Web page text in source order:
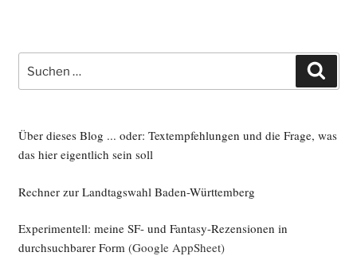
nach:
Über dieses Blog ... oder: Textempfehlungen und die Frage, was
das hier eigentlich sein soll
Rechner zur Landtagswahl Baden-Württemberg
Experimentell: meine SF- und Fantasy-Rezensionen in
durchsuchbarer Form(Google AppSheet)